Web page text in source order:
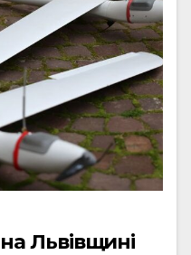
Львівщині